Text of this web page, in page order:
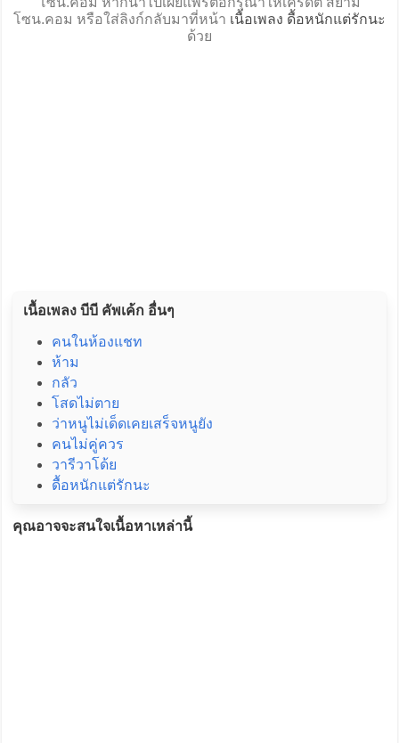
โซน.คอม หรือใส่ลิงก์กลับมาที่หน้า เนื้อเพลง ดื้อหนักแต่รักนะ
ด้วย
เนื้อเพลง บีบี คัพเค้ก อื่นๆ
คนในห้องแชท
ห้าม
กลัว
โสดไม่ตาย
ว่าหนูไม่เด็ดเคยเสร็จหนูยัง
คนไม่คู่ควร
วารีวาโด้ย
ดื้อหนักแต่รักนะ
คุณอาจจะสนใจเนื้อหาเหล่านี้